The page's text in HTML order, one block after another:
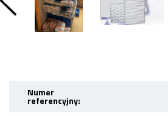
Numer
referencyjny: